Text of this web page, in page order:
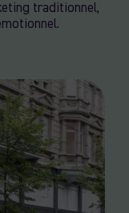
traditionnel,